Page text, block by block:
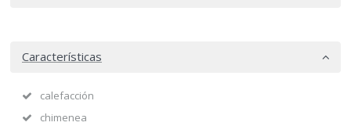
Características
calefacción
chimenea